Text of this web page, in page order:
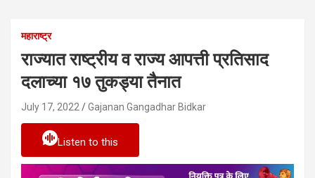
महाराष्ट्र
राज्यात राष्ट्रीय व राज्य आपत्ती प्रतिसाद
दलाच्या १७ तुकड्या तैनात
July 17, 2022 Gajanan Gangadhar Bidkar
Listen to this